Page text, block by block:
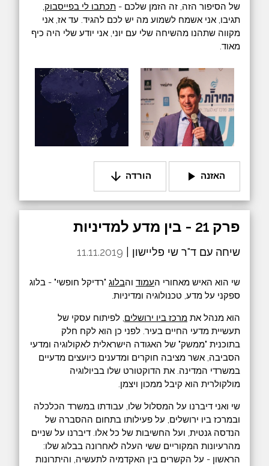
של הסיפור הזה, זה הזמן שלכם - תכתבו לי בפייסבוק,
תגיבו, אני אשמח לשמוע מה יש לכם להגיד. עד אז, אני
מקווה שתהנו מהשיחה שלי עם יוני, אני יודע שלי היה כיף
מאוד.
האזנה play_arrow הורדה arrow_downward
פרק 21 - בין מדע למדיניות
שיחה עם ד"ר שי פליישון | 11.11.2019
שי הוא האיש מאחורי העמוד והבלוג "רדיקל חופשי" - בלוג
ספקני על מדע, טכנולוגיה ומדיניות.
הוא מנהל את מרכז ביו ירושלים , לפיתוח עסקי של
תעשיית מדעי החיים בעיר. לפני כן הוא לקח חלק
בתוכנית "ממשק" של האגודה הישראלית לאקולוגיה ומדעי
הסביבה, אשר מציבה חוקרים ומדענים כיועצים מדעיים
במשרדי המדינה. את הדוקטורט שלו בביולוגיה
מולקולרית הוא קיבל ממכון ויצמן.
שי ואני דיברנו על המסלול שלו, עבודתו במשרד הכלכלה
ובמרכז ביו ירושלים, על פעילותו בתחום ההסברה של
הנדסה גנטית, ועל החשיבות של כל אלו. דיברנו על שניים
מהרעיונות המקוריים ששי העלה לאחרונה בבלוג שלו:
הראשון - על הקשרים בין האקדמיה לתעשיה, והיתרונות